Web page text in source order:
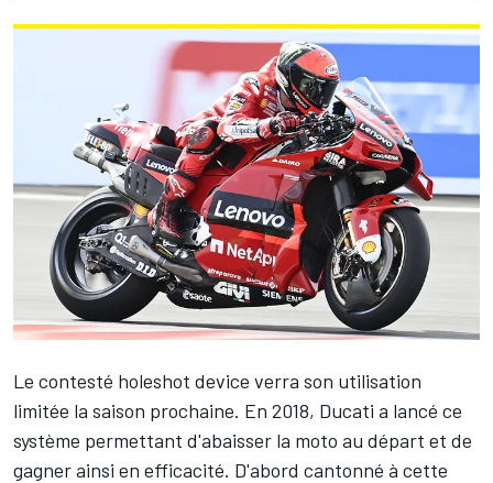
Le contesté holeshot device verra son utilisation
limitée la saison prochaine. En 2018, Ducati a lancé ce
système permettant d'abaisser la moto au départ et de
gagner ainsi en efficacité. D'abord cantonné à cette